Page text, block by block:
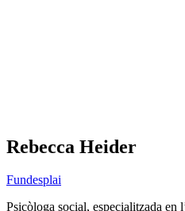
Rebecca Heider
Fundesplai
Psicòloga social, especialitzada en